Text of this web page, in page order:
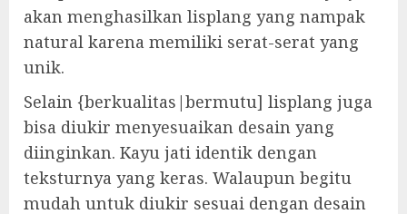
akan menghasilkan lisplang yang nampak
natural karena memiliki serat-serat yang
unik.
Selain {berkualitas|bermutu] lisplang juga
bisa diukir menyesuaikan desain yang
diinginkan. Kayu jati identik dengan
teksturnya yang keras. Walaupun begitu
mudah untuk diukir sesuai dengan desain